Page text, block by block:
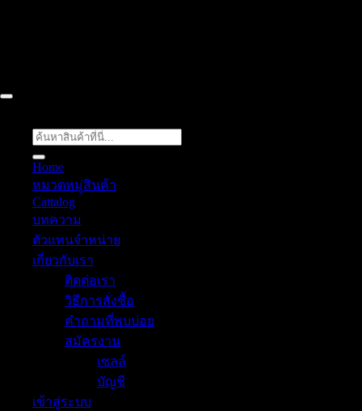
ค้นหา:
Home
หมวดหมู่สินค้า
Cattalog
บทความ
ตัวแทนจำหน่าย
เกี่ยวกับเรา
ติดต่อเรา
วิธีการสั่งซื้อ
คำถามที่พบบ่อย
สมัครงาน
เซลล์
บัญชี
เข้าสู่ระบบ